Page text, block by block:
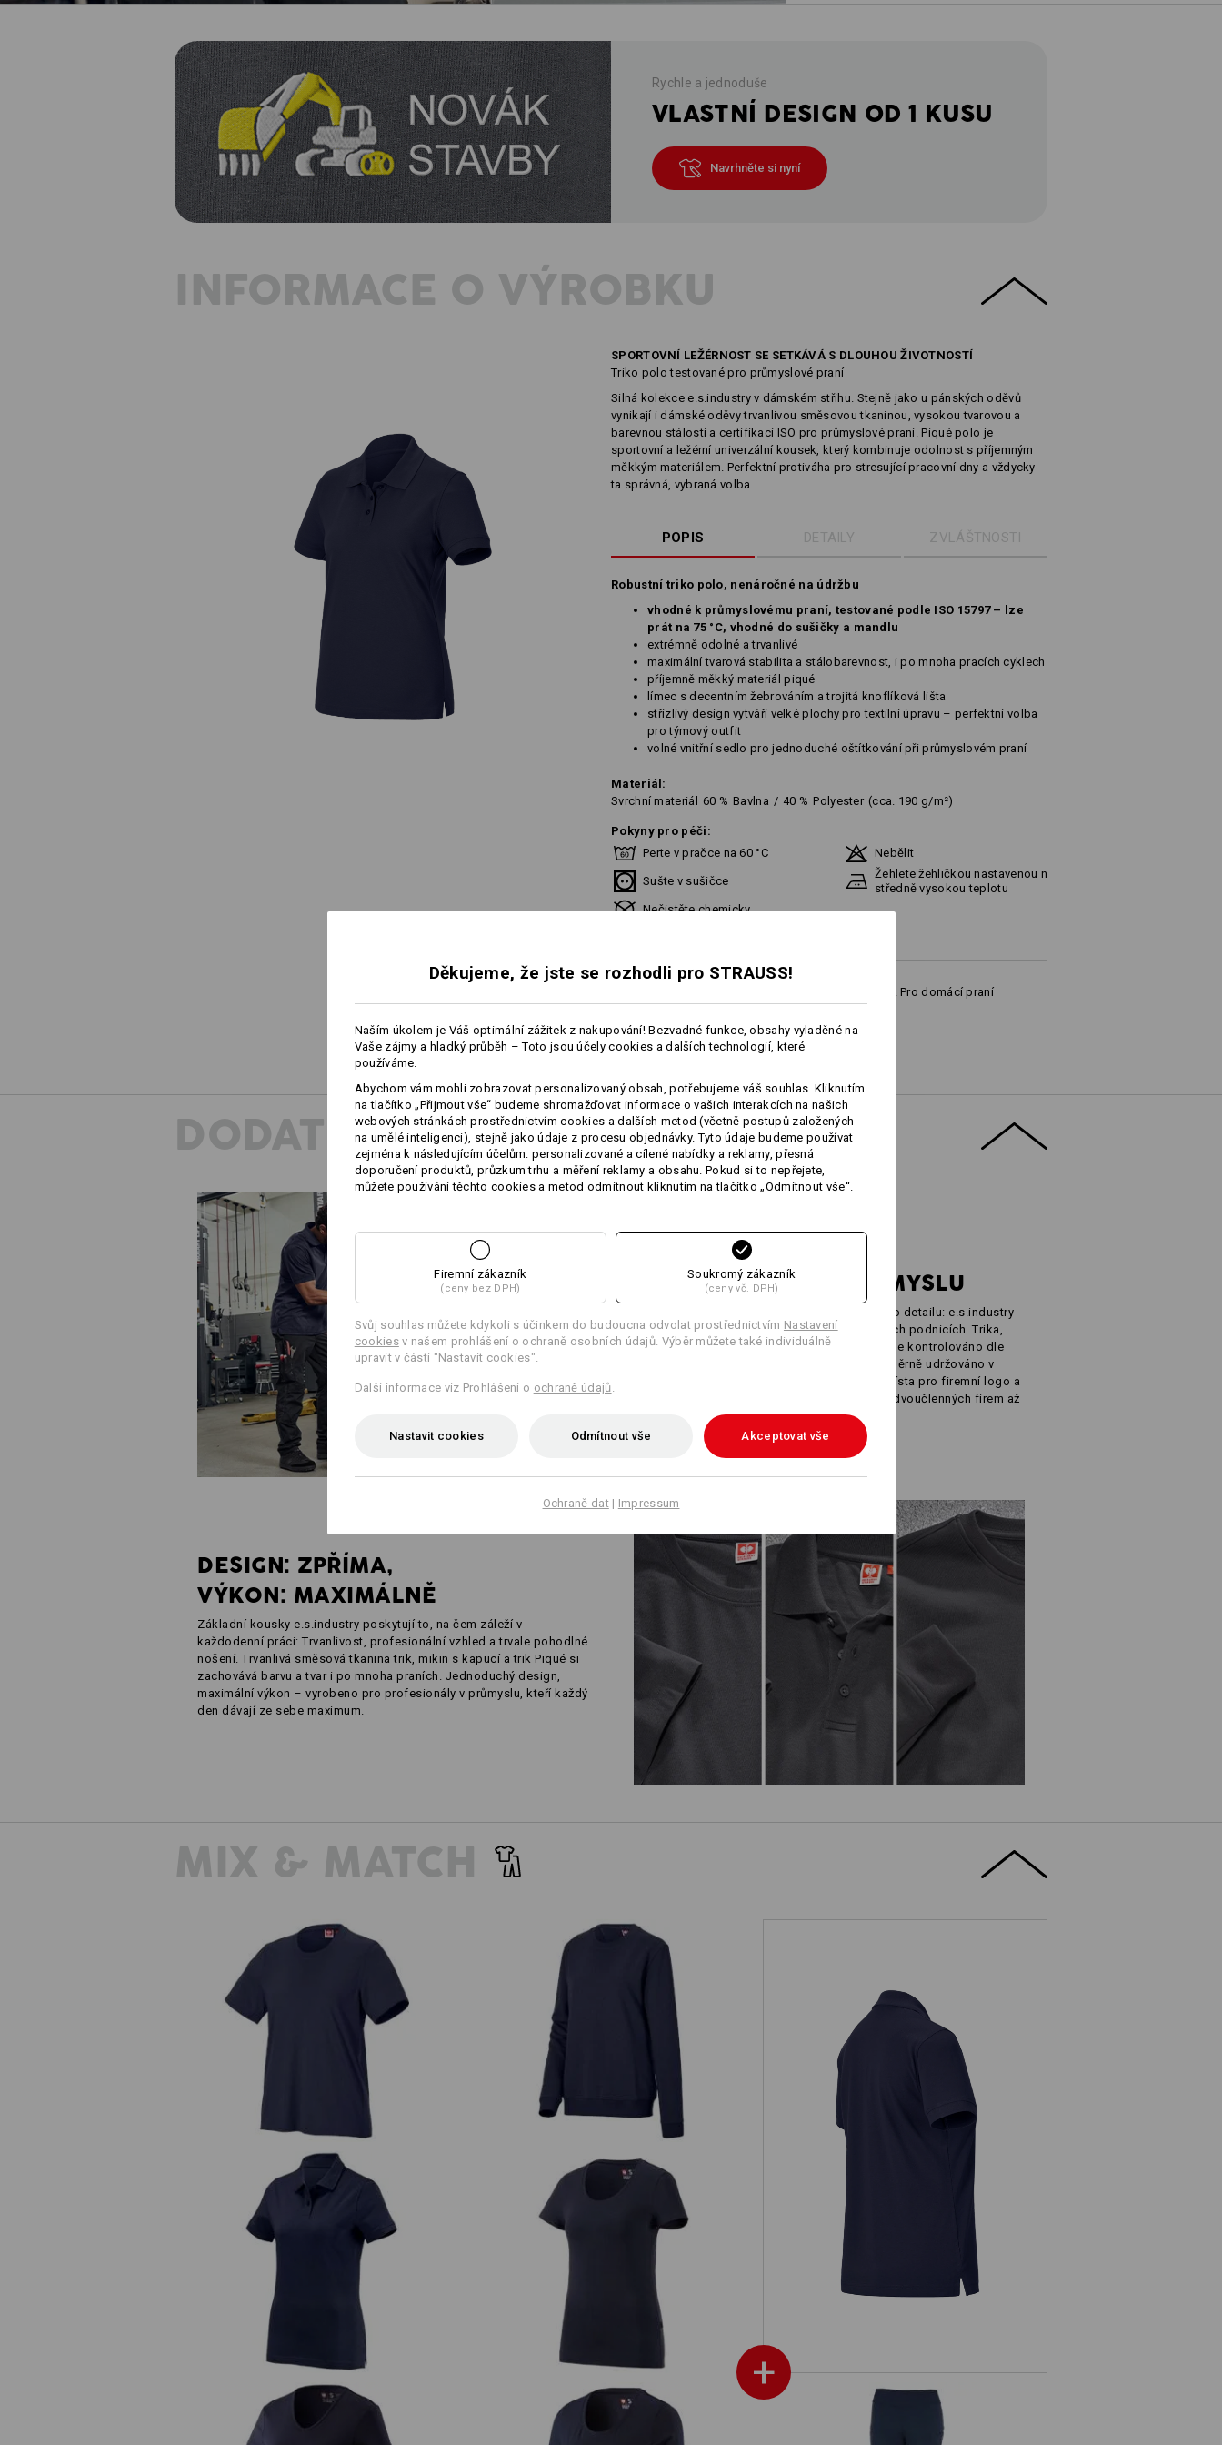
Rychle a jednoduše
VLASTNÍ DESIGN OD 1 KUSU
Navrhněte si nyní
INFORMACE O VÝROBKU
SPORTOVNÍ LEŽÉRNOST SE SETKÁVÁ S DLOUHOU ŽIVOTNOSTÍ
Triko polo testované pro průmyslové praní
Silná kolekce e.s.industry v dámském střihu. Stejně jako u pánských oděvů
vynikají i dámské oděvy trvanlivou směsovou tkaninou, vysokou tvarovou a
barevnou stálostí a certifikací ISO pro průmyslové praní. Piqué polo je
sportovní a ležérní univerzální kousek, který kombinuje odolnost s příjemným
měkkým materiálem. Perfektní protiváha pro stresující pracovní dny a vždycky
ta správná, vybraná volba.
POPIS DETAILY ZVLÁŠTNOSTI
Robustní triko polo, nenáročné na údržbu
vhodné k průmyslovému praní, testované podle ISO 15797 – lze
prát na 75 °C, vhodné do sušičky a mandlu
extrémně odolné a trvanlivé
maximální tvarová stabilita a stálobarevnost, i po mnoha pracích cyklech
příjemně měkký materiál piqué
límec s decentním žebrováním a trojitá knoflíková lišta
střízlivý design vytváří velké plochy pro textilní úpravu – perfektní volba
pro týmový outfit
volné vnitřní sedlo pro jednoduché oštítkování při průmyslovém praní
Materiál:
Svrchní materiál
60 % Bavlna / 40 % Polyester (cca. 190 g/m²)
Pokyny pro péči:
Perte v pračce na 60 °C
Nebělit
Sušte v sušičce
Žehlete žehličkou nastavenou na
středně vysokou teplotu
Nečistěte chemicky
Tento oděv lze prát až na 75 °C (průmyslové čištění). Pro domácí praní
Personalizace:
Vlastní návrh
DODATEČNÉ INFORMACE
PRACOVNÍ ODĚVY PRO
PROFESIONÁLY V PRŮMYSLU
Robustní, funkční a promyšlené do nejmenšího detailu: e.s.industry
je odpovědí na specifické výzvy v průmyslových podnicích. Trika,
mikiny s kapucí, pracovní kalhoty a bundy – vše kontrolováno dle
normy ISO 15797 pro průmyslové prádlo a záměrně udržováno v
jednoduchém stylu. Málo švů, zato spousta místa pro firemní logo a
vlastní designy. Silný výkon pro všechny – od dvoučlenných firem až
po velké podniky.
DESIGN: ZPŘÍMA,
VÝKON: MAXIMÁLNĚ
Základní kousky e.s.industry poskytují to, na čem záleží v
každodenní práci: Trvanlivost, profesionální vzhled a trvale pohodlné
nošení. Trvanlivá směsová tkanina trik, mikin s kapucí a trik Piqué si
zachovává barvu a tvar i po mnoha praních. Jednoduchý design,
maximální výkon – vyrobeno pro profesionály v průmyslu, kteří každý
den dávají ze sebe maximum.
MIX & MATCH
Pique-Polo e.s.industry, dámská
+
Tričko e.s.industry, dámská Mikina e.s.industry, dámská
e.s. Polo-Tričko cotton, dámské e.s. Tričko cotton stretch, dámské
Děkujeme, že jste se rozhodli pro STRAUSS!
Naším úkolem je Váš optimální zážitek z nakupování! Bezvadné funkce, obsahy vyladěné na
Vaše zájmy a hladký průběh – Toto jsou účely cookies a dalších technologií, které
používáme.
Abychom vám mohli zobrazovat personalizovaný obsah, potřebujeme váš souhlas. Kliknutím
na tlačítko „Přijmout vše“ budeme shromažďovat informace o vašich interakcích na našich
webových stránkách prostřednictvím cookies a dalších metod (včetně postupů založených
na umělé inteligenci), stejně jako údaje z procesu objednávky. Tyto údaje budeme používat
zejména k následujícím účelům: personalizované a cílené nabídky a reklamy, přesná
doporučení produktů, průzkum trhu a měření reklamy a obsahu. Pokud si to nepřejete,
můžete používání těchto cookies a metod odmítnout kliknutím na tlačítko „Odmítnout vše“.
Firemní zákazník
(ceny bez DPH)
Soukromý zákazník
(ceny vč. DPH)
Svůj souhlas můžete kdykoli s účinkem do budoucna odvolat prostřednictvím Nastavení
cookiesv našem prohlášení o ochraně osobních údajů. Výběr můžete také individuálně
upravit v části "Nastavit cookies".
Další informace viz Prohlášení o ochraně údajů
Nastavit cookies Odmítnout vše Akceptovat vše
Ochraně dat| Impressum